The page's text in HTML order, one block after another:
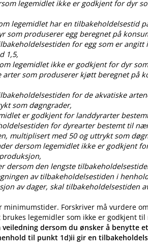
legemidlet ikke er godkjent for dyr
legemidlet har en tilbakeholdelsestid
som produserer egg beregnet på
for egg som er
1,5,
legemidlet ikke er godkjent for dyr
arter som produserer kjøtt beregnet på
for de akvatiske
som døgngrader,
er godkjent for landdyrarter
for dyrearter bestemt til
multiplisert med 50 og uttrykt som
dersom legemidlet ikke er godkjent
dersom den lengste
av tilbakeholdelsestiden i
av dager, skal tilbakeholdelsestiden
minimumstider. Forskriver må vurdere
legemidler som ikke er godkjent
dersom du ønsker å benytte
til punkt 1d)ii gir en